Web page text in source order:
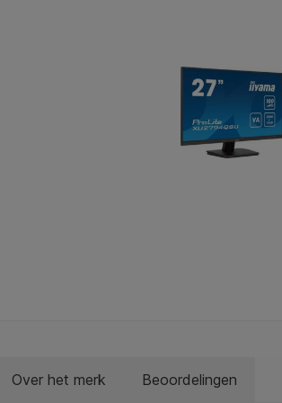
Over het merk Beoordelingen